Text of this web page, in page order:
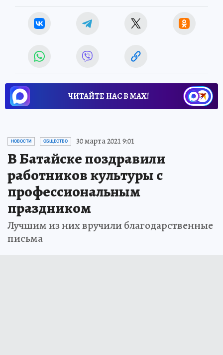
ЧИТАЙТЕ НАС В МАХ!
НОВОСТИ ОБЩЕСТВО 30 марта 2021 9:01
В Батайске поздравили
работников культуры с
профессиональным
праздником
Лучшим из них вручили благодарственные
письма